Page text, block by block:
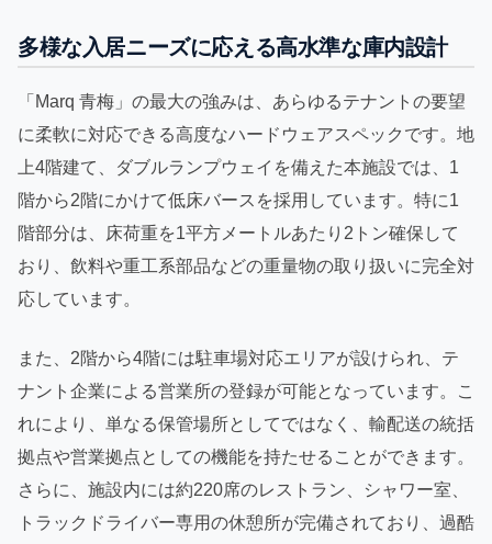
多様な入居ニーズに応える高水準な庫内設計
「Marq 青梅」の最大の強みは、あらゆるテナントの要望
に柔軟に対応できる高度なハードウェアスペックです。地
上4階建て、ダブルランプウェイを備えた本施設では、1
階から2階にかけて低床バースを採用しています。特に1
階部分は、床荷重を1平方メートルあたり2トン確保して
おり、飲料や重工系部品などの重量物の取り扱いに完全対
応しています。
また、2階から4階には駐車場対応エリアが設けられ、テ
ナント企業による営業所の登録が可能となっています。こ
れにより、単なる保管場所としてではなく、輸配送の統括
拠点や営業拠点としての機能を持たせることができます。
さらに、施設内には約220席のレストラン、シャワー室、
トラックドライバー専用の休憩所が完備されており、過酷